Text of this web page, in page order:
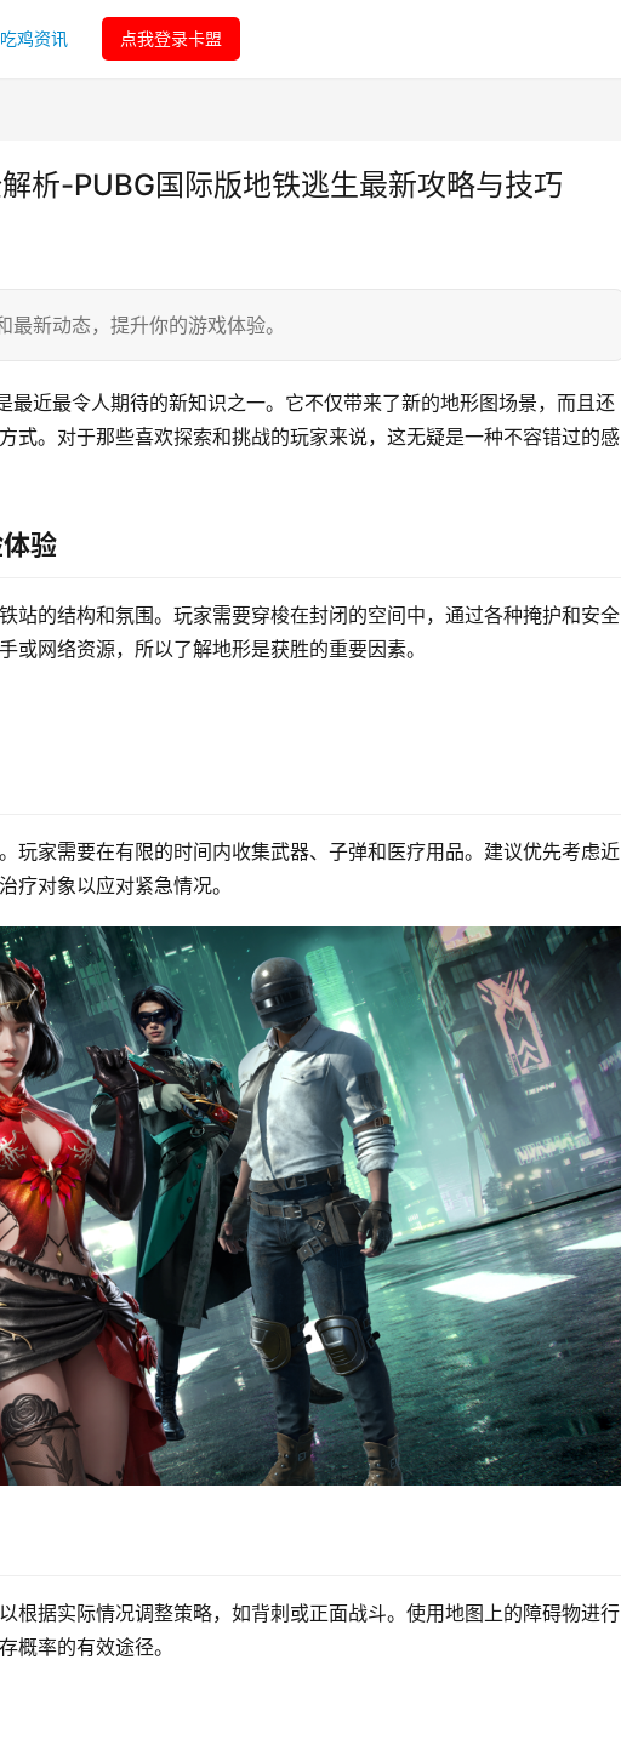
吃鸡资讯 点我登录卡盟
析-PUBG国际版地铁逃生最新攻略与技巧
新动态，提升你的游戏体验。
最近最令人期待的新知识之一。它不仅带来了新的地形图场景，而且还
式。对于那些喜欢探索和挑战的玩家来说，这无疑是一种不容错过的感
验
站的结构和氛围。玩家需要穿梭在封闭的空间中，通过各种掩护和安全
网络资源，所以了解地形是获胜的重要因素。
玩家需要在有限的时间内收集武器、子弹和医疗用品。建议优先考虑近
疗对象以应对紧急情况。
根据实际情况调整策略，如背刺或正面战斗。使用地图上的障碍物进行
概率的有效途径。